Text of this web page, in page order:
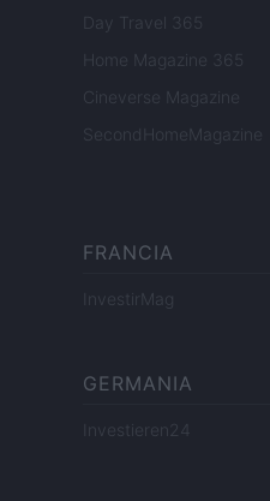
Day Travel 365
Home Magazine 365
Cineverse Magazine
SecondHomeMagazine
FRANCIA
InvestirMag
GERMANIA
Investieren24